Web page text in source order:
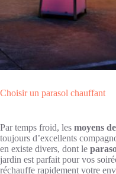
Choisir un parasol chauffant
Par temps froid, les moyens
toujours d’excellents
en existe divers, dont le
jardin est parfait pour vos
réchauffe rapidement votre